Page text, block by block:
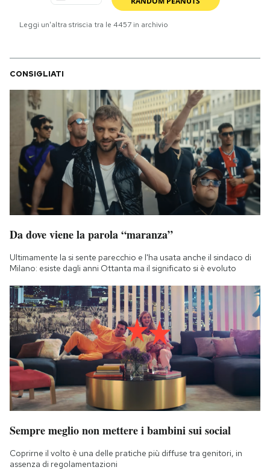
NEWSLETTER
I MIEI PREFERITI
SHOP
CALENDARIO
AREA PERSONALE
Area Personale
Notifiche mobile
Hai bisogno di aiuto?
Leggi un'altra striscia tra le 4457 in archivio
CONSIGLIATI
Da dove viene la parola “maranza”
Ultimamente la si sente parecchio e l'ha usata anche il sindaco di
Milano: esiste dagli anni Ottanta ma il significato si è evoluto
Sempre meglio non mettere i bambini sui social
Coprirne il volto è una delle pratiche più diffuse tra genitori, in
assenza di regolamentazioni